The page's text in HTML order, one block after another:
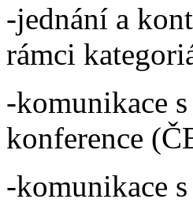
-jednání a
rámci
-komunikace
konference
-komunikace